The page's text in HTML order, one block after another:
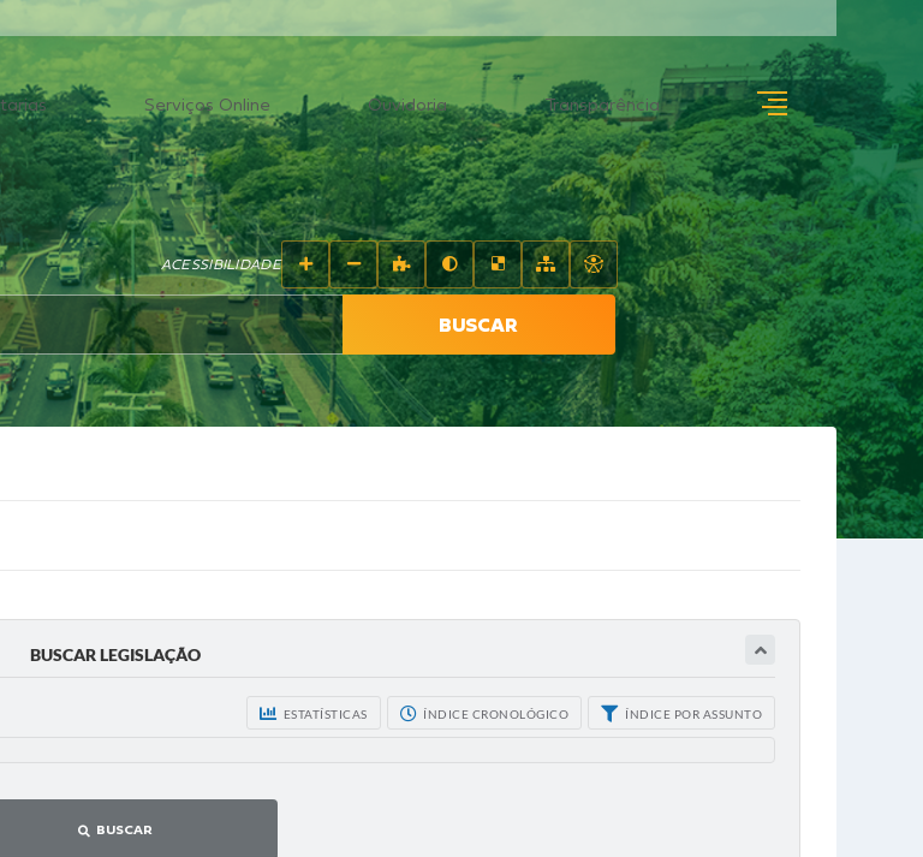
Serviços Online Ouvidoria Transparência
BUSCAR
ACESSIBILIDADE
BUSCAR LEGISLAÇÃO
ESTATÍSTICAS ÍNDICE CRONOLÓGICO ÍNDICE POR ASSUNTO
BUSCAR